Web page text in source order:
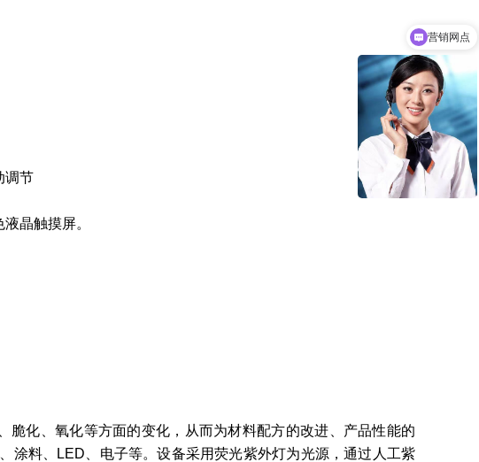
调节
晶触摸屏。
脆化、氧化等方面的变化，从而为材料配方的改进、产品性能的
涂料、
LED 、电子等。设备采用荧光紫外灯为光源，通过人工紫
厂家定制